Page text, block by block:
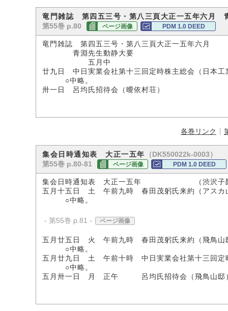
竜門雑誌 第四五三号・第八三頁大正一五年六月
第55巻 p.80 ページ画像 PDM 1.0 DEED
竜門雑誌 第四五三号・第八三頁大正一五年六月
青淵先生動静大要
五月中
廿九日 中日実業会社第十三回定時株主総会（日本工
○中略。
卅一日 呂均氏招待会（曖依村荘）
各巻リンク
集会日時通知表 大正一五年
（DK550022k-0003）
第55巻 p.80-81
ページ画像 PDM 1.0 DEED
集会日時通知表 大正一五年 （渋沢子爵
五月十五日 土 午前九時 春田茂躬氏来約（アスカ
○中略。
- 第55巻 p.81 - ページ画像
五月廿五日 火 午前九時 春田茂躬氏来約（飛鳥山
○中略。
五月廿九日 土 午前十時 中日実業会社第十三回定
○中略。
五月卅一日 月 正午 呂均氏招待会（飛鳥山邸